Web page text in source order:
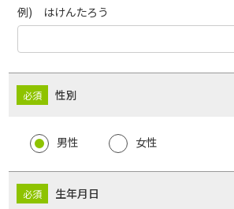
例) はけんたろう
性別
男性 女性
生年月日